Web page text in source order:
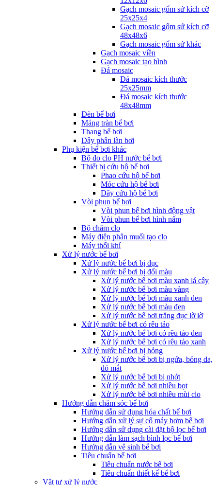
Gạch mosaic gốm sứ kích cỡ
25x25x4
Gạch mosaic gốm sứ kích cỡ
48x48x6
Gạch mosaic gốm sứ khác
Gạch mosaic viền
Gạch mosaic tạo hình
Đá mosaic
Đá mosaic kích thước
25x25mm
Đá mosaic kích thước
48x48mm
Đèn bể bơi
Máng tràn bể bơi
Thang bể bơi
Dây phân làn bơi
Phụ kiện bể bơi khác
Bộ đo clo PH nước bể bơi
Thiết bị cứu hộ bể bơi
Phao cứu hộ bể bơi
Móc cứu hộ bể bơi
Dây cứu hộ bể bơi
Vòi phun bể bơi
Vòi phun bể bơi hình động vật
Vòi phun bể bơi hình nấm
Bộ châm clo
Máy điện phân muối tạo clo
Máy thổi khí
Xử lý nước bể bơi
Xử lý nước bể bơi bị đục
Xử lý nước bể bơi bị đổi màu
Xử lý nước bể bơi màu xanh lá cây
Xử lý nước bể bơi màu vàng
Xử lý nước bể bơi màu xanh đen
Xử lý nước bể bơi màu đen
Xử lý nước bể bơi trắng đục lờ lờ
Xử lý nước bể bơi có rêu tảo
Xử lý nước bể bơi có rêu tảo đen
Xử lý nước bể bơi có rêu tảo xanh
Xử lý nước bể bơi bị hỏng
Xử lý nước bể bơi bị ngứa, bỏng da,
đỏ mắt
Xử lý nước bể bơi bị nhớt
Xử lý nước bể bơi nhiều bọt
Xử lý nước bể bơi nhiều mùi clo
Hướng dẫn chăm sóc bể bơi
Hướng dẫn sử dụng hóa chất bể bơi
Hướng dẫn xử lý sự cố máy bơm bể bơi
Hướng dẫn sử dụng cài đặt bộ lọc bể bơi
Hướng dẫn làm sạch bình lọc bể bơi
Hướng dẫn vệ sinh bể bơi
Tiêu chuẩn bể bơi
Tiêu chuẩn nước bể bơi
Tiêu chuẩn thiết kế bể bơi
Vật tư xử lý nước